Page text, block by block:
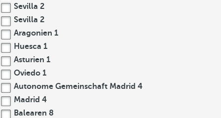
Sevilla 2
Sevilla 2
Aragonien 1
Huesca 1
Asturien 1
Oviedo 1
Autonome Gemeinschaft Madrid 4
Madrid 4
Balearen 8